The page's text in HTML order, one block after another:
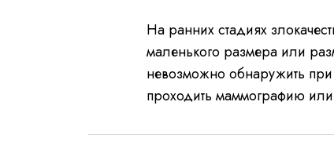
На ранних стадиях
маленького размера или
невозможно обнаружить
проходить маммографию